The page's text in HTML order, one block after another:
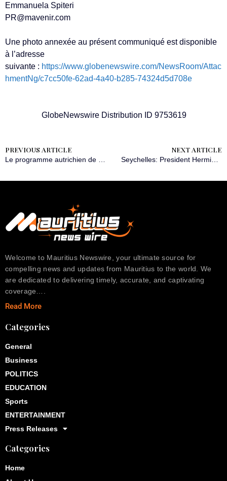
Emmanuela Spiteri
PR@mavenir.com
Une photo annexée au présent communiqué est disponible
à l’adresse
suivante : https://www.globenewswire.com/NewsRoom/Attac
hmentNg/c7cc50fe-62ad-4a40-b285-74324d5d708e
GlobeNewswire Distribution ID 9753619
PREVIOUS ARTICLE NEXT ARTICLE
Welcome to Mauritius Newswire, your ultimate source for
compelling news and updates from Mauritius to the world. We
are dedicated to delivering timely, accurate, and captivating
coverage….
Read More
Categories
General
Business
POLITICS
EDUCATION
Sports
ENTERTAINMENT
Press Releases
Categories
Home